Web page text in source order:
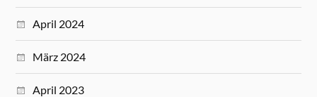
April 2024
März 2024
April 2023